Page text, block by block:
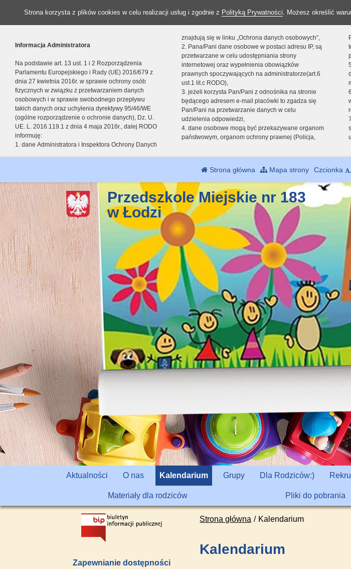
Strona korzysta z plików cookies w celu realizacji usług i zgodnie z Polityką Prywatności. Możesz określić
Informacja Administratora
Na podstawie art. 13 ust. 1 i 2 Rozporządzenia
Parlamentu Europejskiego i Rady (UE) 2016/679 z
dnia 27 kwietnia 2016r. w sprawie ochrony osób
fizycznych w związku z przetwarzaniem danych
osobowych i w sprawie swobodnego przepływu
takich danych oraz uchylenia dyrektywy 95/46/WE
(ogólne rozporządzenie o ochronie danych), Dz. U.
UE. L. 2016.119.1 z dnia 4 maja 2016r., dalej RODO
informuję:
1. dane Administratora i Inspektora Ochrony Danych
znajdują się w linku „Ochrona danych osobowych”,
2. Pana/Pani dane osobowe w postaci adresu IP, są
przetwarzane w celu udostępniania strony
internetowej oraz wypełnienia obowiązków
prawnych spoczywających na administratorze(art.6
ust.1 lit.c RODO),
3. jeżeli korzysta Pan/Pani z odnośnika na stronie
będącego adresem e-mail placówki to zgadza się
Pan/Pani na przetwarzanie danych w celu
udzielenia odpowiedzi,
4. dane osobowe mogą być przekazywane organom
państwowym, organom ochrony prawnej (Policja,
Strona główna Mapa strony Czcionka
Przedszkole Miejskie nr 183
w Łodzi
Aktualności O nas Kalendarium Grupy Dla Rodziców:)
Materiały dla rodziców Pliki do pobrania
Strona główna Kalendarium
Kalendarium
Zapewnianie dostępności